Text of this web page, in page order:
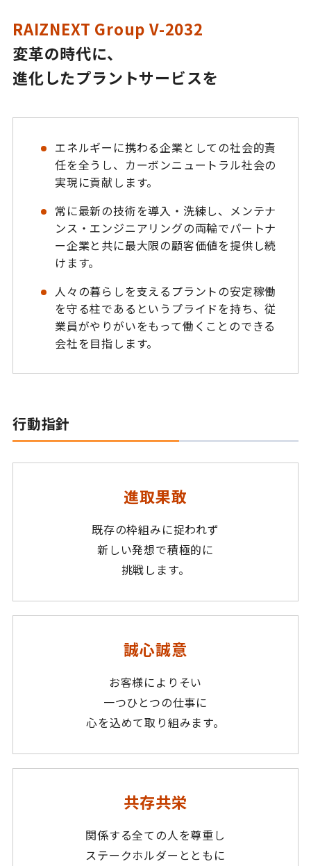
RAIZNEXT Group V-2032
変革の時代に、
進化したプラントサービスを
エネルギーに携わる企業としての社会的責
任を全うし、カーボンニュートラル社会の
実現に貢献します。
常に最新の技術を導入・洗練し、メンテナ
ンス・エンジニアリングの両輪でパートナ
ー企業と共に最大限の顧客価値を提供し続
けます。
人々の暮らしを支えるプラントの安定稼働
を守る柱であるというプライドを持ち、従
業員がやりがいをもって働くことのできる
会社を目指します。
行動指針
進取果敢
既存の枠組みに捉われず
新しい発想で積極的に
挑戦します。
誠心誠意
お客様によりそい
一つひとつの仕事に
心を込めて取り組みます。
共存共栄
関係する全ての人を尊重し
ステークホルダーとともに